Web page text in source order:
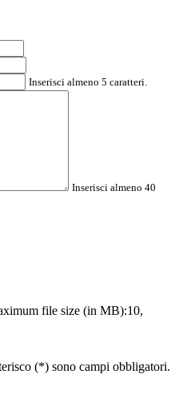
Inserisci almeno 5 caratteri.
Inserisci almeno 40
file size (in MB):10,
(*) sono campi obbligatori.